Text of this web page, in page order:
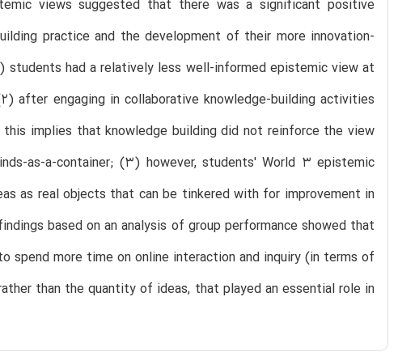
views suggested that there was a significant positive
practice and the development of their more innovation-
had a relatively less well-informed epistemic view at
engaging in collaborative knowledge-building activities
implies that knowledge building did not reinforce the view
as-a-container; (3) however, students' World 3 epistemic
as real objects that can be tinkered with for improvement in
based on an analysis of group performance showed that
more time on online interaction and inquiry (in terms of
than the quantity of ideas, that played an essential role in